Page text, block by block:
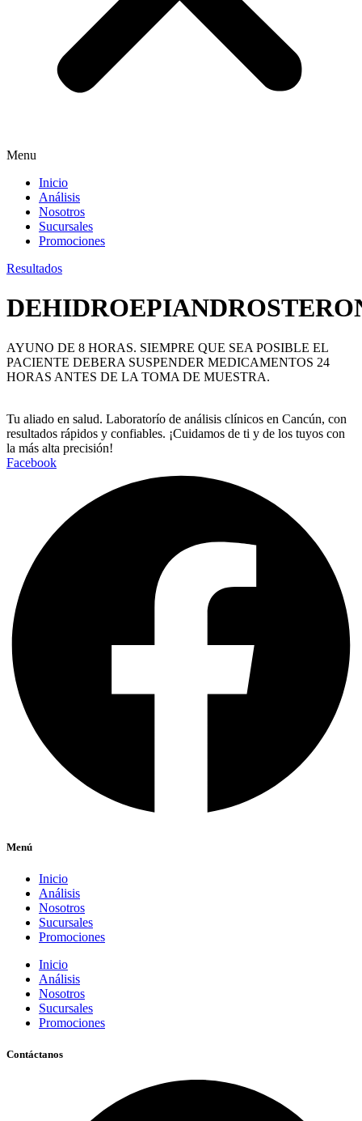
Menu
Inicio
Análisis
Nosotros
Sucursales
Promociones
Resultados
AYUNO DE 8 HORAS. SIEMPRE QUE SEA POSIBLE EL
PACIENTE DEBERA SUSPENDER MEDICAMENTOS 24
HORAS ANTES DE LA TOMA DE MUESTRA.
Tu aliado en salud. Laboratorío de análisis clínicos en Cancún, con
resultados rápidos y confiables. ¡Cuidamos de ti y de los tuyos con
la más alta precisión!
Facebook
Menú
Inicio
Análisis
Nosotros
Sucursales
Promociones
Inicio
Análisis
Nosotros
Sucursales
Promociones
Contáctanos